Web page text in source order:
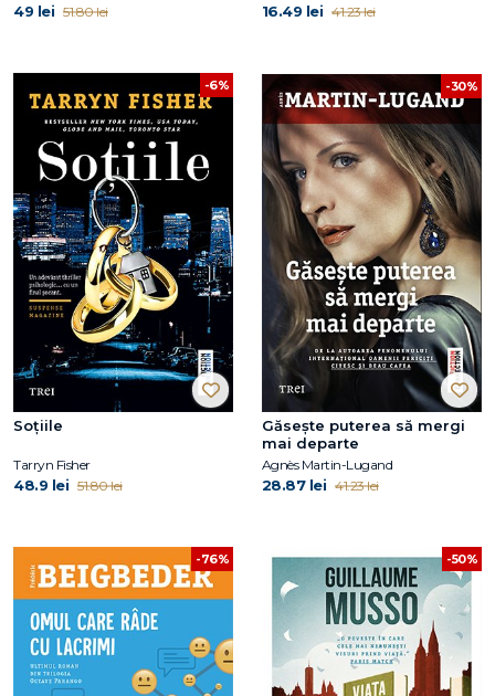
49 lei 51.80 lei 16.49 lei 41.23 lei
-6%
Soțiile
Tarryn Fisher
48.9 lei 51.80 lei
-30%
Găsește puterea să mergi
mai departe
Agnès Martin-Lugand
28.87 lei 41.23 lei
-76% -50%